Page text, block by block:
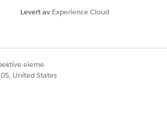
Levert av Experience Cloud
eierne.
United States